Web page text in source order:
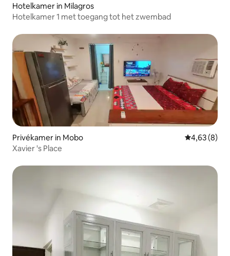
Hotelkamer in Milagros
Hotelkamer 1 met toegang tot het zwembad
Privékamer in Mobo Gemiddelde
4,63 (8)
Xavier 's Place